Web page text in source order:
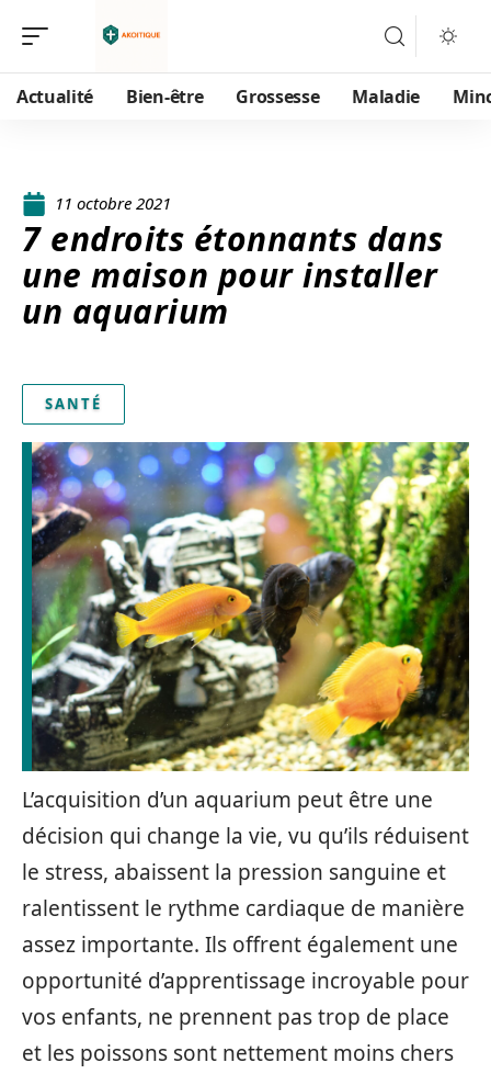
Actualité Bien-être Grossesse Maladie
11 octobre 2021
7 endroits étonnants dans
une maison pour installer
un aquarium
SANTÉ
L’acquisition d’un aquarium peut être une
décision qui change la vie, vu qu’ils réduisent
le stress, abaissent la pression sanguine et
ralentissent le rythme cardiaque de manière
assez importante. Ils offrent également une
opportunité d’apprentissage incroyable pour
vos enfants, ne prennent pas trop de place
et les poissons sont nettement moins chers